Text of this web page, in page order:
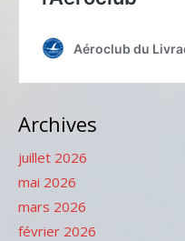
Archives
juillet 2026
mai 2026
mars 2026
février 2026